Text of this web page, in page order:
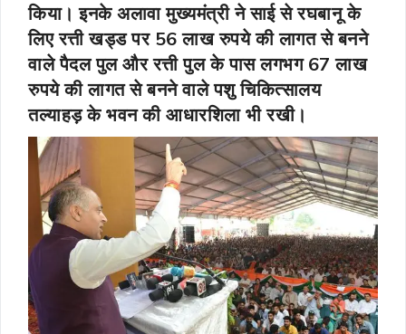
किया। इनके अलावा मुख्यमंत्री ने साई से रघबानू के
लिए रत्ती खड्ड पर 56 लाख रुपये की लागत से बनने
वाले पैदल पुल और रत्ती पुल के पास लगभग 67 लाख
रुपये की लागत से बनने वाले पशु चिकित्सालय
तल्याहड़ के भवन की आधारशिला भी रखी।